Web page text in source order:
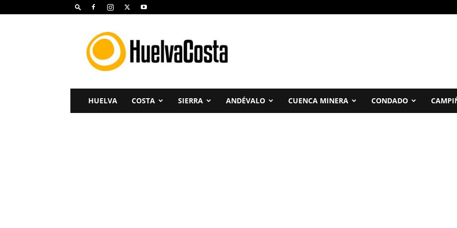
Huelva
Costa
HUELVA COSTA SIERRA ANDÉVALO CUENCA MINERA CONDADO